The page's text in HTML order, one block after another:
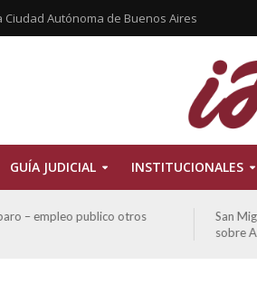
Autónoma de Buenos Aires
GUÍA JUDICIAL INSTITUCIONALES
– empleo publico otros
San
sobre